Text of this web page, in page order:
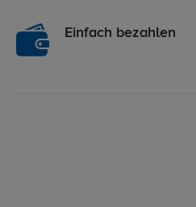
Einfach bezahlen